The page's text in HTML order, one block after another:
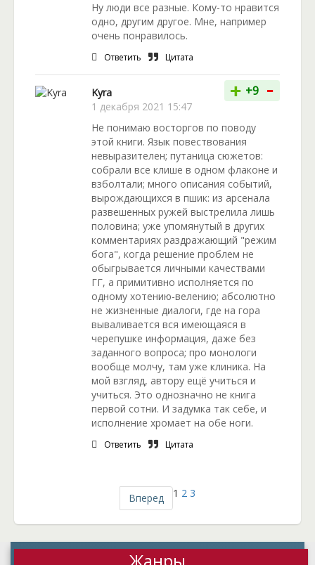
Ну люди все разные. Кому-то нравится
одно, другим другое. Мне, например
очень понравилось.
Ответить Цитата
Kyra
1 декабря 2021 15:47
+ +9 -
Не понимаю восторгов по поводу
этой книги. Язык повествования
невыразителен; путаница сюжетов:
собрали все клише в одном флаконе и
взболтали; много описания событий,
вырождающихся в пшик: из арсенала
развешенных ружей выстрелила лишь
половина; уже упомянутый в других
комментариях раздражающий "режим
бога", когда решение проблем не
обыгрывается личными качествами
ГГ, а примитивно исполняется по
одному хотению-велению; абсолютно
не жизненные диалоги, где на гора
вываливается вся имеющаяся в
черепушке информация, даже без
заданного вопроса; про монологи
вообще молчу, там уже клиника. На
мой взгляд, автору ещё учиться и
учиться. Это однозначно не книга
первой сотни. И задумка так себе, и
исполнение хромает на обе ноги.
Ответить Цитата
1 2 3
Вперед